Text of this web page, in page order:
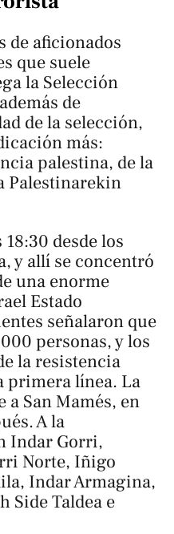
de aficionados
que suele
la Selección
de
de la selección,
más:
palestina, de la
Palestinarekin
desde los
y allí se concentró
una enorme
Estado
señalaron que
personas, y los
la resistencia
primera línea. La
San Mamés, en
A la
Indar Gorri,
Norte, Iñigo
Indar Armagina,
Side Taldea e